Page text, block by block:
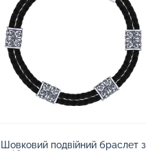
Шовковий подвійний браслет з